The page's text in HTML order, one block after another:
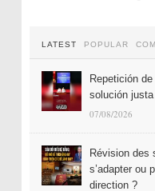
LATEST POPULAR
Repetición
solución
07/08/2026
Révision des
s’adapter ou
direction ?